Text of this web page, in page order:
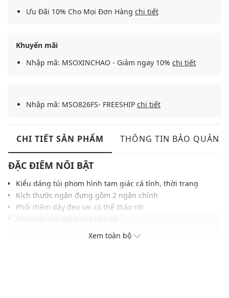
Ưu Đãi 10% Cho Mọi Đơn Hàng chi tiết
Khuyến mãi
Nhập mã: MSOXINCHAO - Giảm ngay 10% chi tiết
Nhập mã: MSO826FS- FREESHIP chi tiết
CHI TIẾT SẢN PHẨM THÔNG TIN BẢO QUẢN
ĐẶC ĐIỂM NỔI BẬT
Kiểu dáng túi phom hình tam giác cá tính, thời trang
Kích thước ngăn đựng gồm 2 ngăn chính
Phối thêm dây đeo vai có thể tháo rời
Gam màu hiện đại dễ dàng phối với nhiều trang phục và
Xem toàn bộ